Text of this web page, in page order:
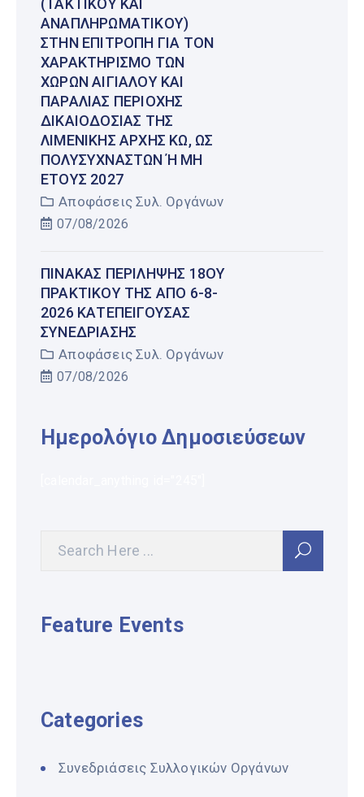
(ΤΑΚΤΙΚΟΎ ΚΑΙ
ΑΝΑΠΛΗΡΩΜΑΤΙΚΟΎ)
ΣΤΗΝ ΕΠΙΤΡΟΠΉ ΓΙΑ ΤΟΝ
ΧΑΡΑΚΤΗΡΙΣΜΌ ΤΩΝ
ΧΏΡΩΝ ΑΙΓΙΑΛΟΎ ΚΑΙ
ΠΑΡΑΛΊΑΣ ΠΕΡΙΟΧΉΣ
ΔΙΚΑΙΟΔΟΣΊΑΣ ΤΗΣ
ΛΙΜΕΝΙΚΉΣ ΑΡΧΉΣ ΚΩ, ΩΣ
ΠΟΛΥΣΎΧΝΑΣΤΩΝ Ή ΜΗ Έ
ΤΟΥΣ 2027
Αποφάσεις Συλ. Οργάνων
07/08/2026
ΠΊΝΑΚΑΣ ΠΕΡΊΛΗΨΗΣ 18ΟΥ
ΠΡΑΚΤΙΚΟΎ ΤΗΣ ΑΠΌ 6-8-
2026 ΚΑΤΕΠΕΊΓΟΥΣΑΣ
ΣΥΝΕΔΡΊΑΣΗΣ
Αποφάσεις Συλ. Οργάνων
07/08/2026
Ημερολόγιο Δημοσιεύσεων
Feature Events
Categories
Συνεδριάσεις Συλλογικών Οργάνων